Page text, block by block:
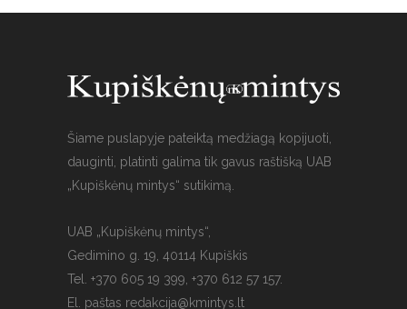
Šiame puslapyje pateiktą medžiagą kopijuoti,
dauginti, platinti galima tik gavus raštišką UAB
„Kupiškėnų mintys“ sutikimą.
UAB „Kupiškėnų mintys“,
Gedimino g. 19, 40114 Kupiškis
Tel. +370 605 19 399, +370 612 57 157.
El. paštas redakcija@kmintys.lt